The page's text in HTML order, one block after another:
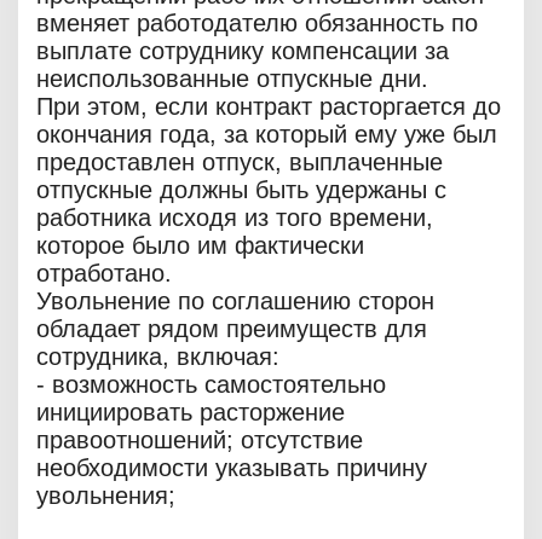
вменяет работодателю обязанность по
выплате сотруднику компенсации за
неиспользованные отпускные дни.
При этом, если контракт расторгается до
окончания года, за который ему уже был
предоставлен отпуск, выплаченные
отпускные должны быть удержаны с
работника исходя из того времени,
которое было им фактически
отработано.
Увольнение по соглашению сторон
обладает рядом преимуществ для
сотрудника, включая:
- возможность самостоятельно
инициировать расторжение
правоотношений; отсутствие
необходимости указывать причину
увольнения;